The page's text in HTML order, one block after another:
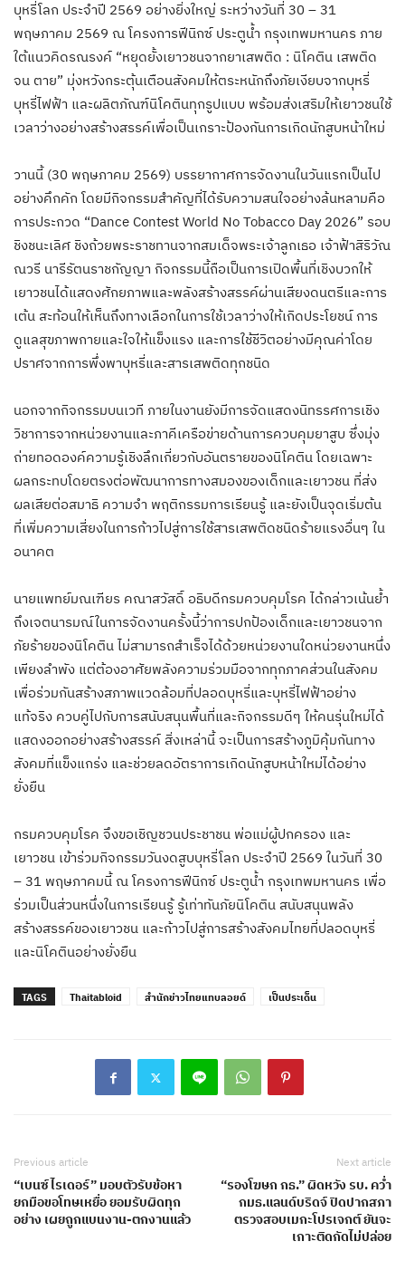
บุหรี่โลก ประจำปี 2569 อย่างยิ่งใหญ่ ระหว่างวันที่ 30 – 31
พฤษภาคม 2569 ณ โครงการฟีนิกซ์ ประตูน้ำ กรุงเทพมหานคร ภาย
ใต้แนวคิดรณรงค์ “หยุดยั้งเยาวชนจากยาเสพติด : นิโคติน เสพติด
จน ตาย” มุ่งหวังกระตุ้นเตือนสังคมให้ตระหนักถึงภัยเงียบจากบุหรี่
บุหรี่ไฟฟ้า และผลิตภัณฑ์นิโคตินทุกรูปแบบ พร้อมส่งเสริมให้เยาวชนใช้
เวลาว่างอย่างสร้างสรรค์เพื่อเป็นเกราะป้องกันการเกิดนักสูบหน้าใหม่
วานนี้ (30 พฤษภาคม 2569) บรรยากาศการจัดงานในวันแรกเป็นไป
อย่างคึกคัก โดยมีกิจกรรมสำคัญที่ได้รับความสนใจอย่างล้นหลามคือ
การประกวด “Dance Contest World No Tobacco Day 2026” รอบ
ชิงชนะเลิศ ชิงถ้วยพระราชทานจากสมเด็จพระเจ้าลูกเธอ เจ้าฟ้าสิริวัณ
ณวรี นารีรัตนราชกัญญา กิจกรรมนี้ถือเป็นการเปิดพื้นที่เชิงบวกให้
เยาวชนได้แสดงศักยภาพและพลังสร้างสรรค์ผ่านเสียงดนตรีและการ
เต้น สะท้อนให้เห็นถึงทางเลือกในการใช้เวลาว่างให้เกิดประโยชน์ การ
ดูแลสุขภาพกายและใจให้แข็งแรง และการใช้ชีวิตอย่างมีคุณค่าโดย
ปราศจากการพึ่งพาบุหรี่และสารเสพติดทุกชนิด
นอกจากกิจกรรมบนเวที ภายในงานยังมีการจัดแสดงนิทรรศการเชิง
วิชาการจากหน่วยงานและภาคีเครือข่ายด้านการควบคุมยาสูบ ซึ่งมุ่ง
ถ่ายทอดองค์ความรู้เชิงลึกเกี่ยวกับอันตรายของนิโคติน โดยเฉพาะ
ผลกระทบโดยตรงต่อพัฒนาการทางสมองของเด็กและเยาวชน ที่ส่ง
ผลเสียต่อสมาธิ ความจำ พฤติกรรมการเรียนรู้ และยังเป็นจุดเริ่มต้น
ที่เพิ่มความเสี่ยงในการก้าวไปสู่การใช้สารเสพติดชนิดร้ายแรงอื่นๆ ใน
อนาคต
นายแพทย์มณเฑียร คณาสวัสดิ์ อธิบดีกรมควบคุมโรค ได้กล่าวเน้นย้ำ
ถึงเจตนารมณ์ในการจัดงานครั้งนี้ว่าการปกป้องเด็กและเยาวชนจาก
ภัยร้ายของนิโคติน ไม่สามารถสำเร็จได้ด้วยหน่วยงานใดหน่วยงานหนึ่ง
เพียงลำพัง แต่ต้องอาศัยพลังความร่วมมือจากทุกภาคส่วนในสังคม
เพื่อร่วมกันสร้างสภาพแวดล้อมที่ปลอดบุหรี่และบุหรี่ไฟฟ้าอย่าง
แท้จริง ควบคู่ไปกับการสนับสนุนพื้นที่และกิจกรรมดีๆ ให้คนรุ่นใหม่ได้
แสดงออกอย่างสร้างสรรค์ สิ่งเหล่านี้ จะเป็นการสร้างภูมิคุ้มกันทาง
สังคมที่แข็งแกร่ง และช่วยลดอัตราการเกิดนักสูบหน้าใหม่ได้อย่าง
ยั่งยืน
กรมควบคุมโรค จึงขอเชิญชวนประชาชน พ่อแม่ผู้ปกครอง และ
เยาวชน เข้าร่วมกิจกรรมวันงดสูบบุหรี่โลก ประจำปี 2569 ในวันที่ 30
– 31 พฤษภาคมนี้ ณ โครงการฟีนิกซ์ ประตูน้ำ กรุงเทพมหานคร เพื่อ
ร่วมเป็นส่วนหนึ่งในการเรียนรู้ รู้เท่าทันภัยนิโคติน สนับสนุนพลัง
สร้างสรรค์ของเยาวชน และก้าวไปสู่การสร้างสังคมไทยที่ปลอดบุหรี่
และนิโคตินอย่างยั่งยืน
TAGS Thaitabloid สำนักข่าวไทยแทบลอยด์ เป็นประเด็น
Previous article
“เบนซ์ ไรเดอร์” มอบตัวรับข้อหา
ยกมือขอโทษเหยื่อ ยอมรับผิดทุก
อย่าง เผยถูกแบนงาน-ตกงานแล้ว
Next article
“รองโฆษก กธ.” ผิดหวัง รบ. คว่ำ
กมธ.แลนด์บริดจ์ ปิดปากสภา
ตรวจสอบเมกะโปรเจกต์ ยันจะ
เกาะติดกัดไม่ปล่อย